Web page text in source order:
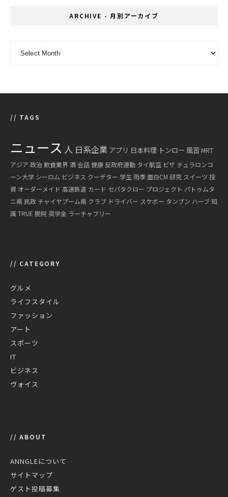
ARCHIVE - 月別アーカイブ
// TAGS
ニュース 人 日系企業 アプリ 日本料理 トンロー 風習 MRT
アジア 政治飲食業界 酒会話健康 反政府運動 タイ航空 ビザ チュラロンコ
ーン大学 シーロム ビジネス クーデター 学生雨季 面白CM 研究 スイーツ 投
資 オーダーメイド 高速鉄道 カード セパタクロー プロジェクト パトゥムタ
ニ県 民政 チャイヤプーム県 クラブ ドライバー スケボー タンブン ハーブ知
識TRUE 脱税 奨学金 ラーチャブリー
// CATEGORY
グルメ
ライフスタイル
ファッション
アート
スポーツ
IT
ビジネス
ヴォイス
// ABOUT
ANNGLEについて
サイトマップ
ゲスト投稿募集